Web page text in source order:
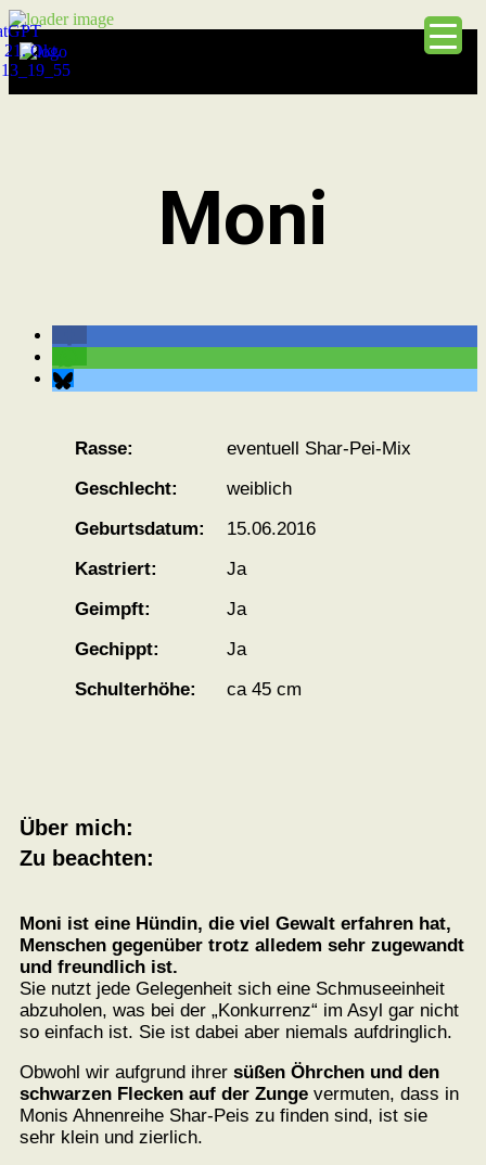
Moni
Rasse:
Geschlecht:
Geburtsdatum:
Kastriert:
Geimpft:
Gechippt:
Schulterhöhe:
eventuell Shar-Pei-Mix
weiblich
15.06.2016
Ja
Ja
Ja
ca 45 cm
Über mich:
Zu beachten:
Moni ist eine Hündin, die viel Gewalt erfahren hat,
Menschen gegenüber trotz alledem sehr zugewandt
und freundlich ist.
Sie nutzt jede Gelegenheit sich eine Schmuseeinheit
abzuholen, was bei der „Konkurrenz“ im Asyl gar nicht
so einfach ist. Sie ist dabei aber niemals aufdringlich.
Obwohl wir aufgrund ihrer süßen Öhrchen und den
schwarzen Flecken auf der Zunge vermuten, dass in
Monis Ahnenreihe Shar-Peis zu finden sind, ist sie
sehr klein und zierlich.